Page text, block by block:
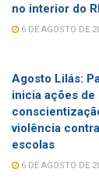
no interior do
6 DE AGOSTO DE
Agosto Lilás:
inicia ações de
violência
escolas
6 DE AGOSTO DE